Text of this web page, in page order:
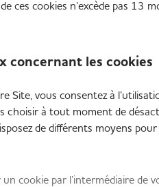
ces cookies n’excède pas 13
concernant les cookies
Site, vous consentez à
choisir à tout moment de
de différents moyens
cookie par l’intermédiaire de